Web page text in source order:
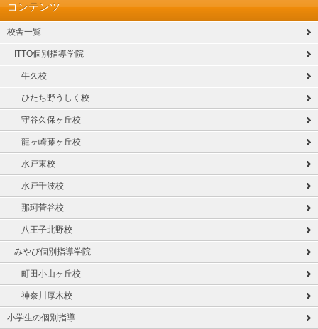
コンテンツ
校舎一覧
ITTO個別指導学院
牛久校
ひたち野うしく校
守谷久保ヶ丘校
龍ヶ崎藤ヶ丘校
水戸東校
水戸千波校
那珂菅谷校
八王子北野校
みやび個別指導学院
町田小山ヶ丘校
神奈川厚木校
小学生の個別指導